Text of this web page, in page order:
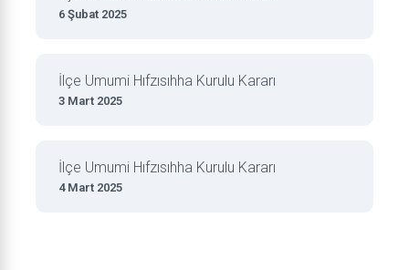
6 Şubat 2025
İlçe Umumi Hıfzısıhha Kurulu Kararı
3 Mart 2025
İlçe Umumi Hıfzısıhha Kurulu Kararı
4 Mart 2025